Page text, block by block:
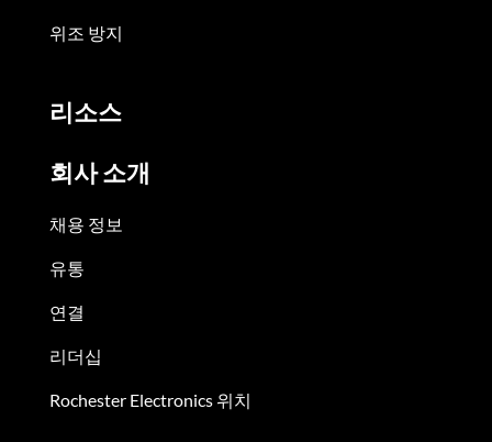
위조 방지
리소스
회사 소개
채용 정보
유통
연결
리더십
Rochester Electronics 위치